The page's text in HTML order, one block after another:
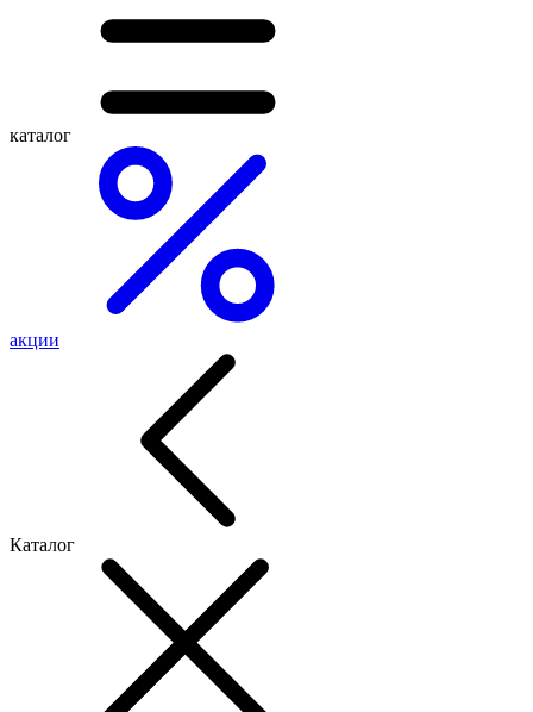
каталог
акции
Каталог